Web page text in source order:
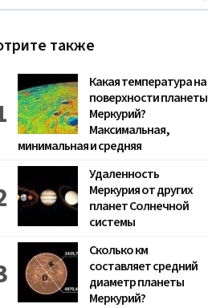
также
Какая температура на
поверхности планеты
Меркурий?
Максимальная,
минимальная и средняя
Удаленность
Меркурия от других
планет Солнечной
системы
Сколько км
составляет средний
диаметр планеты
Меркурий?